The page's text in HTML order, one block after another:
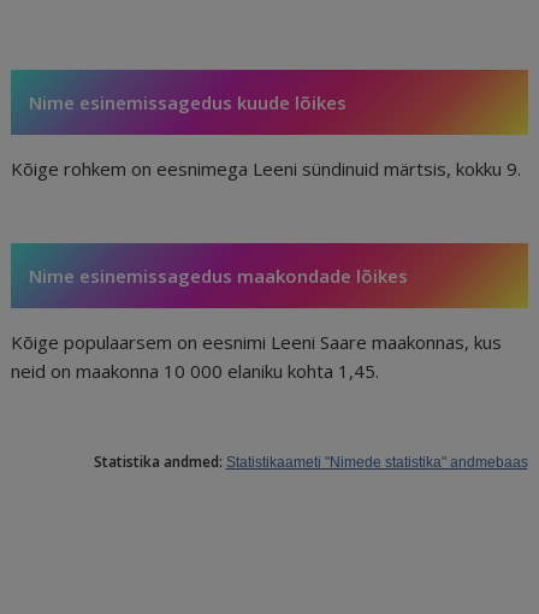
Nime esinemissagedus kuude lõikes
Kõige rohkem on eesnimega Leeni sündinuid märtsis, kokku 9.
Nime esinemissagedus maakondade lõikes
Kõige populaarsem on eesnimi Leeni Saare maakonnas, kus
neid on maakonna 10 000 elaniku kohta 1,45.
Statistika andmed: Statistikaameti "Nimede statistika" andmebaas